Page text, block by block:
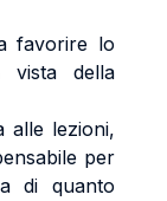
favorire lo
vista della
alle lezioni,
per
di quanto